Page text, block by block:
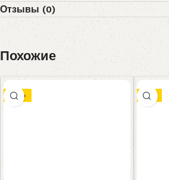
Отзывы (0)
Похожие
-10% -7%